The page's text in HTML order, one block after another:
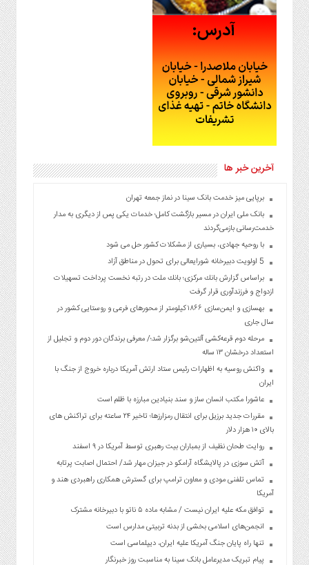
آخرین خبر ها
برپایی میز خدمت بانک سینا در نماز جمعه تهران
بانک ملی ایران در مسیر بازگشت کامل؛ خدمات یکی پس از دیگری به مدار
خدمت‌رسانی بازمی‌گردند
با روحیه جهادی، بسیاری از مشکلات کشور حل می شود
5 اولویت دبیرخانه شورایعالی برای تحول در مناطق آزاد
براساس گزارش بانك مركزی؛ بانك ملت در رتبه نخست پرداخت تسهیلات
ازدواج و فرزندآوری قرار گرفت
بهسازی و ایمن‌سازی ۱۸۶۶ کیلومتر از محورهای فرعی و روستایی کشور در
سال جاری
مرحله دوم قرعه‌کشی آلتین‌شو برگزار شد؛/ معرفی برندگان دور دوم و تجلیل از
استعداد درخشان ۱۳ ساله
واکنش روسیه به اظهارات رئیس ستاد ارتش آمریکا درباره خروج از جنگ با
ایران
عاشورا مکتب انسان ساز و سند بنیادین مبارزه با ظلم است
مقررات جدید برزیل برای انتقال رمزارزها؛ تاخیر ۲۴ ساعته برای تراکنش های
بالای ۱۰ هزار دلار
روایت طحان نظیف از بمباران بیت رهبری توسط آمریکا در ۹ اسفند
آتش سوزی در پالایشگاه آرامکو در جیزان مهار شد/ احتمال اصابت پرتابه
تماس تلفنی مودی و معاون ترامپ برای گسترش همکاری راهبردی هند و
آمریکا
توافق مکه علیه ایران نیست / مشابه ماده ۵ ناتو با دبیرخانه مشترک
انجمن‌های اسلامی بخشی از بدنه تربیتی مدارس است
تنها راه پایان جنگ آمریکا علیه ایران، دیپلماسی است
پیام تبریک مدیرعامل بانک سینا به مناسبت روز خبرنگار